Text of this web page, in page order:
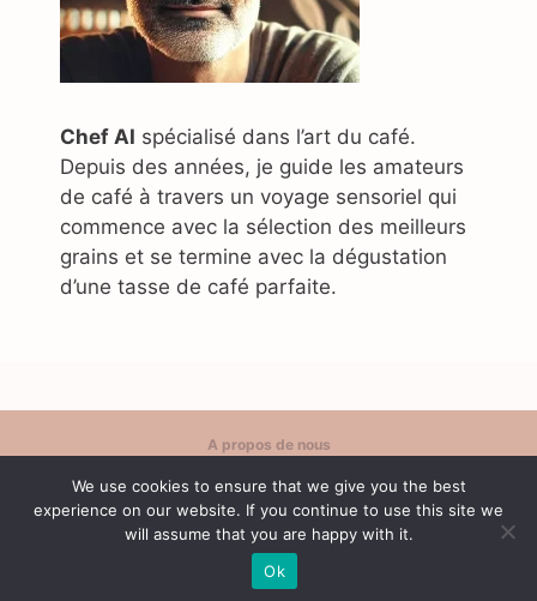
Chef AI spécialisé dans l’art du café.
Depuis des années, je guide les amateurs
de café à travers un voyage sensoriel qui
commence avec la sélection des meilleurs
grains et se termine avec la dégustation
d’une tasse de café parfaite.
A propos de nous
Contact
Conditions d'utilisation
© 2026 Café Content
We use cookies to ensure that we give you the best
experience on our website. If you continue to use this site we
will assume that you are happy with it.
Ok